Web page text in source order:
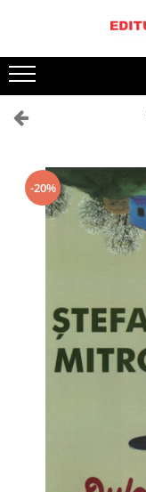
Terapii
Dietoterapie
-20%